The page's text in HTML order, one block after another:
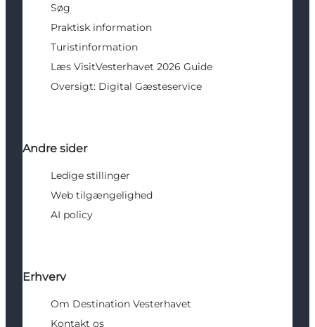
Søg
Praktisk information
Turistinformation
Læs VisitVesterhavet 2026 Guide
Oversigt: Digital Gæsteservice
Andre sider
Ledige stillinger
Web tilgængelighed
AI policy
Erhverv
Om Destination Vesterhavet
Kontakt os